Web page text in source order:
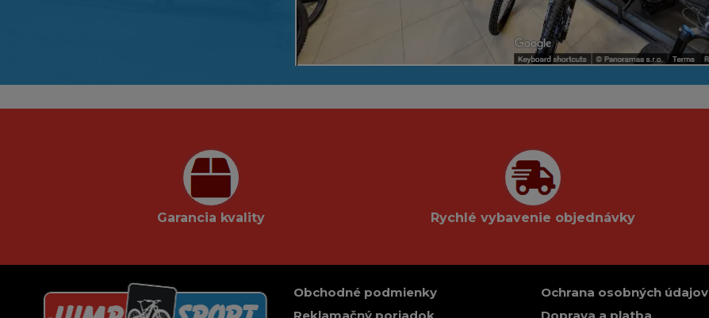
Garancia kvality Rychlé vybavenie objednávky
Obchodné podmienky
Ochrana osobných údajov